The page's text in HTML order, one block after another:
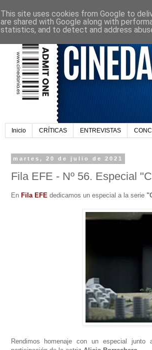
Inicio CRÍTICAS ENTREVISTAS
martes, 20 de julio de 2021
Fila EFE - Nº 56. Especial
En Fila EFEdedicamos un especial a la serie
Rendimos homenaje con un especial junto
This site uses cookies from Google to
are shared with Google along with
statistics, and to detect and address